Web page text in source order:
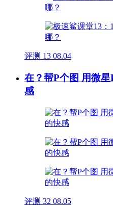
评测 13 08.04
在？帮P个图 用微
感
评测 32 08.05